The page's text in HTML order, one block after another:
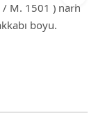
/ M. 1501 ) narh
boyu.